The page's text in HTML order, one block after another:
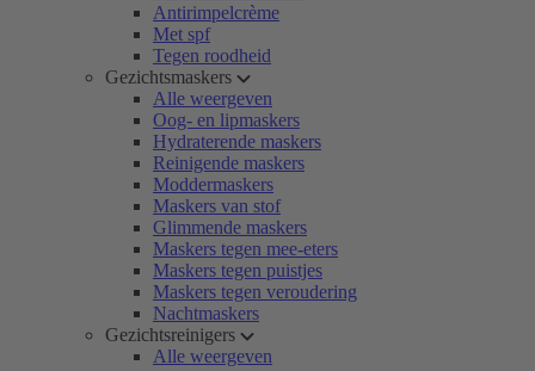
Antirimpelcrème
Met spf
Tegen roodheid
Gezichtsmaskers
Alle weergeven
Oog- en lipmaskers
Hydraterende maskers
Reinigende maskers
Moddermaskers
Maskers van stof
Glimmende maskers
Maskers tegen mee-eters
Maskers tegen puistjes
Maskers tegen veroudering
Nachtmaskers
Gezichtsreinigers
Alle weergeven